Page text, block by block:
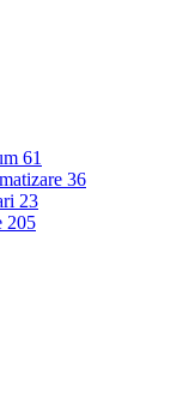
61
36
23
205